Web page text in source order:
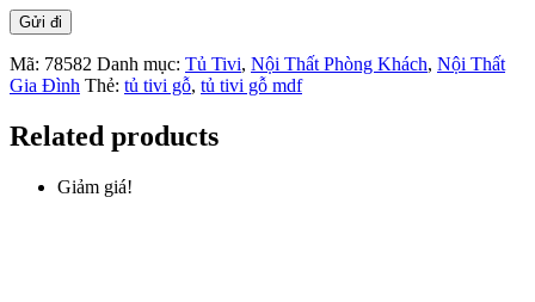
Mã: 78582 Danh mục: Tủ Tivi, Nội Thất Phòng Khách, Nội Thất
Gia Đình Thẻ: tủ tivi gỗ, tủ tivi gỗ mdf
Related products
Giảm giá!